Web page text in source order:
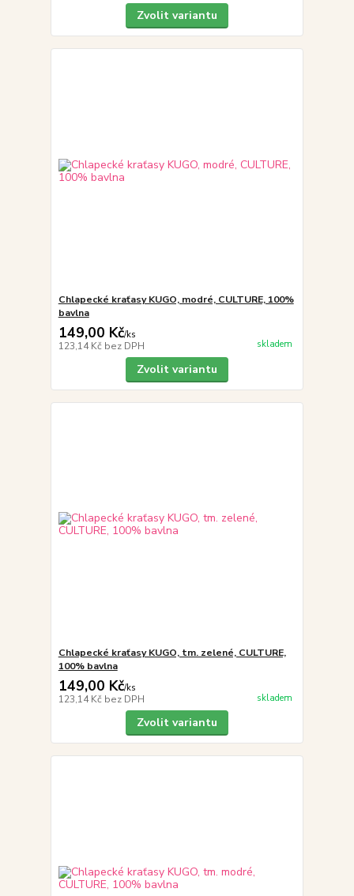
Zvolit variantu
Chlapecké kraťasy KUGO, modré, CULTURE, 100%
bavlna
149,00 Kč/ks
123,14 Kč bez DPH skladem
Zvolit variantu
Chlapecké kraťasy KUGO, tm. zelené, CULTURE,
100% bavlna
149,00 Kč/ks
123,14 Kč bez DPH skladem
Zvolit variantu